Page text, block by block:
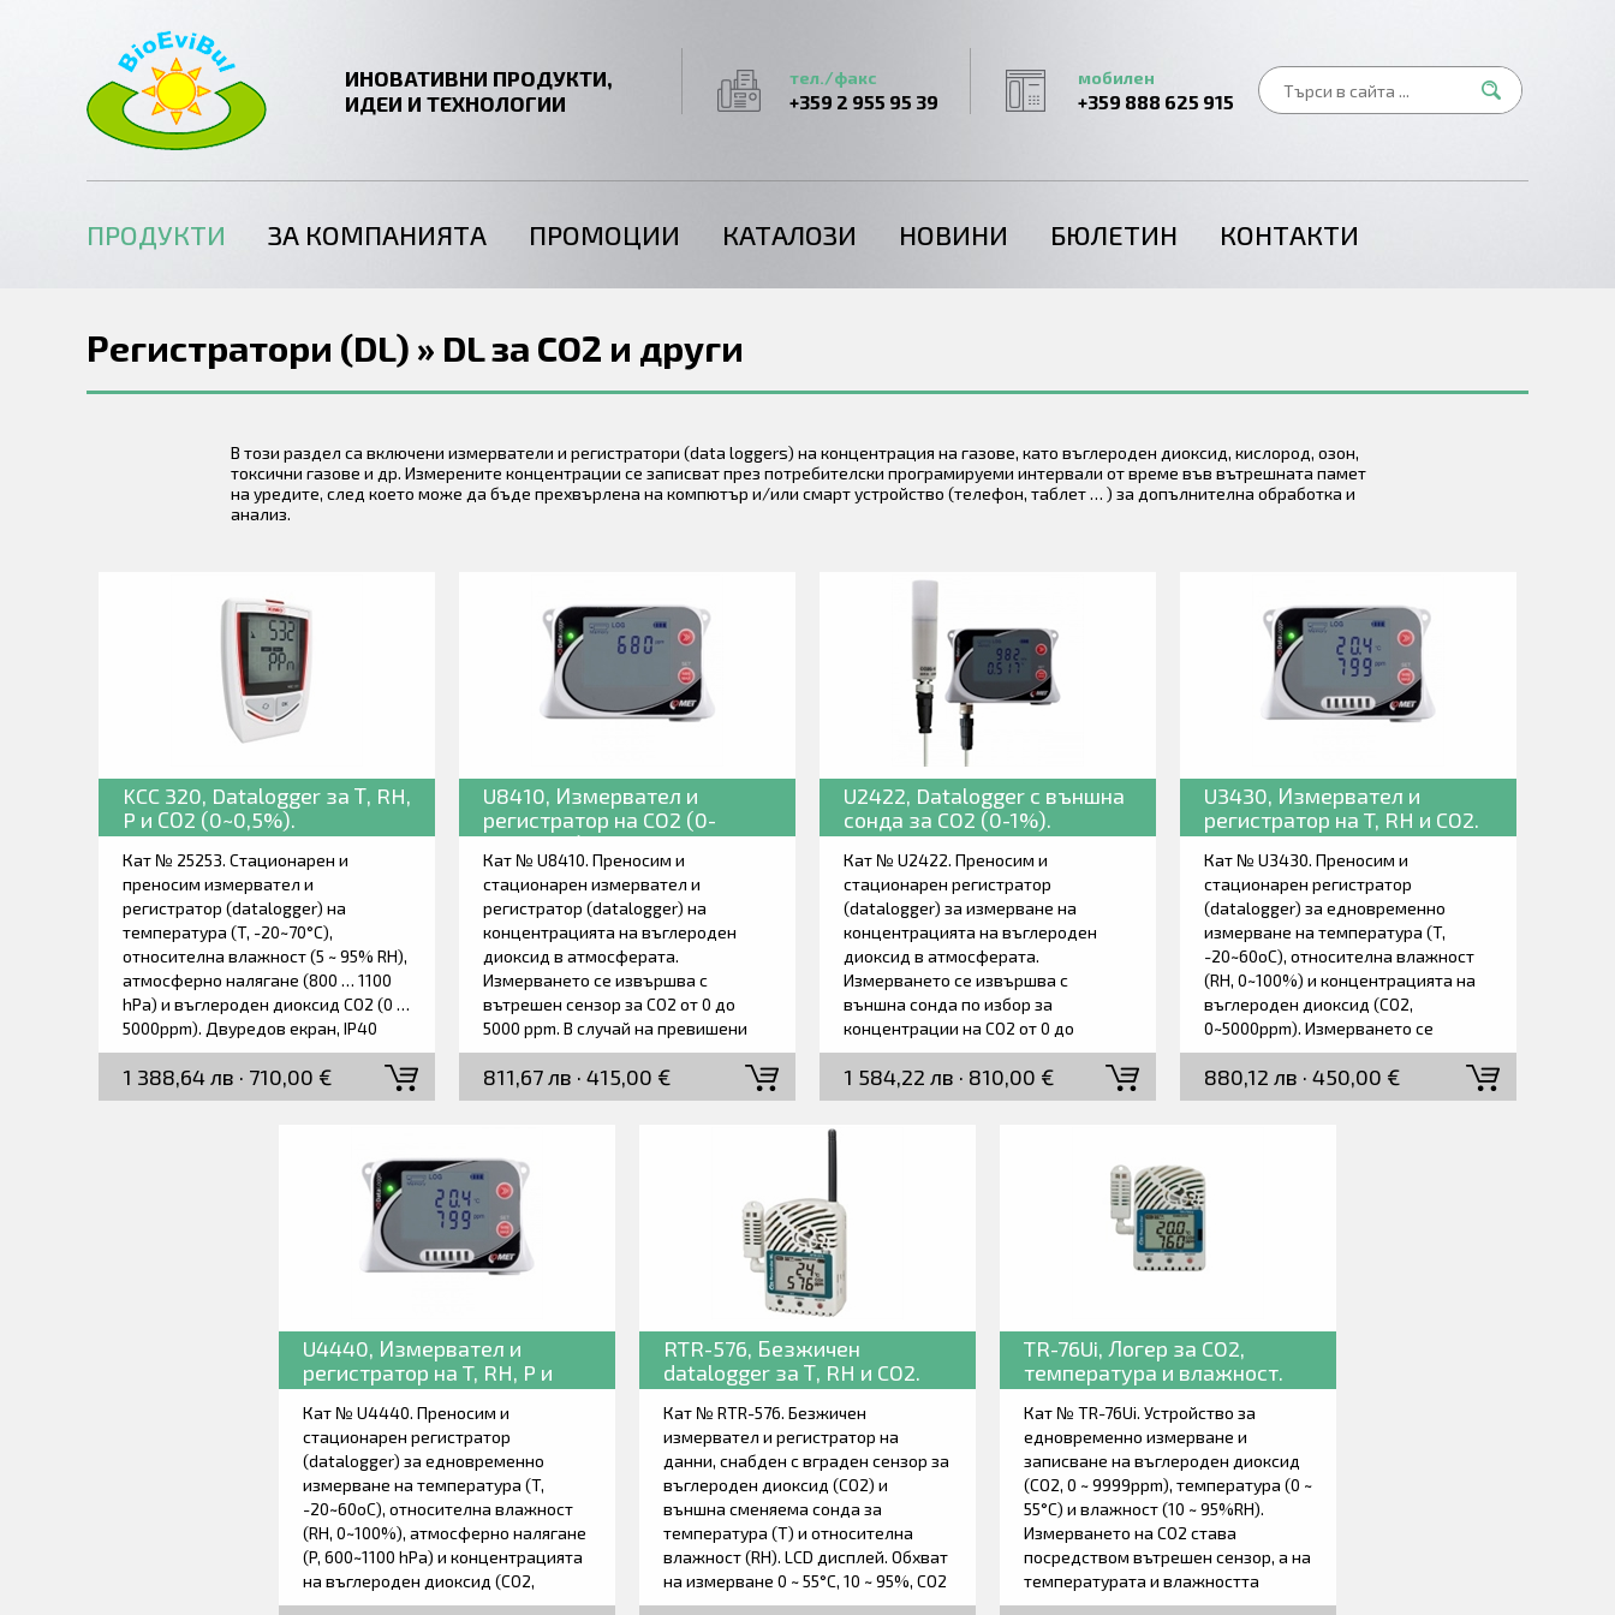
ИНОВАТИВНИ ПРОДУКТИ,
ИДЕИ И ТЕХНОЛОГИИ
тел./факс
+359 2 955 95 39
мобилен
+359 888 625 915
ПРОДУКТИ ЗА КОМПАНИЯТА ПРОМОЦИИ КАТАЛОЗИ НОВИНИ БЮЛЕТИН КОНТАКТИ
Регистратори (DL) » DL за CO2 и други
В този раздел са включени измерватели и регистратори (data loggers) на концентрация на газове, като въглероден диоксид, кислород, озон,
токсични газове и др. Измерените концентрации се записват през потребителски програмируеми интервали от време във вътрешната памет
на уредите, след което може да бъде прехвърлена на компютър и/или смарт устройство (телефон, таблет … ) за допълнителна обработка и
анализ.
KCC 320, Datalogger за Т, RH,
P и СО2 (0~0,5%).
Кат № 25253. Стационарен и
преносим измервател и
регистратор (datalogger) на
температура (T, -20~70°C),
относителна влажност (5 ~ 95% RH),
атмосферно налягане (800 … 1100
hPa) и въглероден диоксид СО2 (0 …
5000ppm). Двуредов екран, IP40
защита, магнитен държател и
система за заключване. Bluetooth
комуникация за мобилни
2000000 измервания. Идеален за
софтуер, батерия и ръководство за
1 388,64 лв · 710,00 €
U8410, Измервател и
регистратор на CO2 (0-
5000ppm).
Кат № U8410. Преносим и
стационарен измервател и
регистратор (datalogger) на
концентрацията на въглероден
диоксид в атмосферата.
Измерването се извършва с
вътрешен сензор за CO2 от 0 до
5000 ppm. В случай на превишени
зададени граници алармите се
съобщават светлинно (LED) или
акустично чрез вграден бипър.
електронна памет. Данните могат
да бъдат прехвърлени на
компютър чрез USB-C интерфейсен
кабел. Доставя се със софтуер,
заводски сертификат за
811,67 лв · 415,00 €
U2422, Datalogger с външна
сонда за CO2 (0-1%).
Кат № U2422. Преносим и
стационарен регистратор
(datalogger) за измерване на
концентрацията на въглероден
диоксид в атмосферата.
Измерването се извършва с
външна сонда по избор за
концентрации на CO2 от 0 до
10000ppm. Едновременно
измерване на атмосферното
налягане с вграден сензор. В случай
бипър. Измерените концентрации
са записват в енергонезависима
да бъдат прехвърлени на
външна сонда по избор (без кабел,
кабел 1m, кабел 2m и кабел 4m),
заводски сертификат за
калибриране, декларация за
съответствие и ръководство за
работа. Външната сонда за СО2 се
избира и посочва в поръчката.
1 584,22 лв · 810,00 €
U3430, Измервател и
регистратор на T, RH и CO2.
Кат № U3430. Преносим и
стационарен регистратор
(datalogger) за едновременно
измерване на температура (T,
-20~60oC), относителна влажност
(RH, 0~100%) и концентрацията на
въглероден диоксид (CO2,
0~5000ppm). Измерването се
извършва с интегрирани в корпуса
сензори. В случай на превишени
зададени граници алармите се
компютър чрез USB-C интерфейсен
калибриране, декларация за
съответствие и ръководство за
работа.
880,12 лв · 450,00 €
U4440, Измервател и
регистратор на T, RH, P и
CO2.
Кат № U4440. Преносим и
стационарен регистратор
(datalogger) за едновременно
измерване на температура (T,
-20~60oC), относителна влажност
(RH, 0~100%), атмосферно налягане
(P, 600~1100 hPa) и концентрацията
на въглероден диоксид (CO2,
0~5000ppm). Измерването се
RTR-576, Безжичен
datalogger за Т, RH и CO2.
Кат № RTR-576. Безжичен
измервател и регистратор на
данни, снабден с вграден сензор за
въглероден диоксид (CO2) и
външна сменяема сонда за
температура (Т) и относителна
влажност (RH). LCD дисплей. Обхват
на измерване 0 ~ 55°C, 10 ~ 95%, СО2
0 ~ 9999 ppm. Безжичен обхват на
TR-76Ui, Логер за CO2,
температура и влажност.
Кат № TR-76Ui. Устройство за
едновременно измерване и
записване на въглероден диоксид
(СО2, 0 ~ 9999ppm), температура (0 ~
55°C) и влажност (10 ~ 95%RH).
Измерването на CO2 става
посредством вътрешен сензор, а на
температурата и влажността
посредством външен сензор.